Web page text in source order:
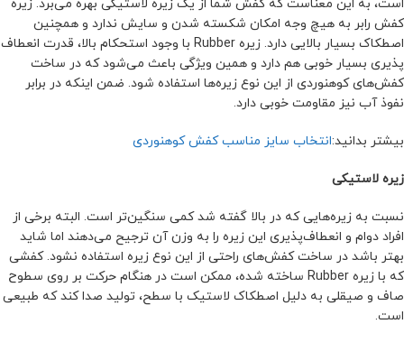
است، به این معناست که کفش شما از یک زیره لاستیکی بهره می‌برد. زیره
کفش رابر به هیچ وجه امکان شکسته شدن و سایش ندارد و همچنین
اصطکاک بسیار بالایی دارد. زیره Rubber با وجود استحکام بالا، قدرت انعطاف
پذیری بسیار خوبی هم دارد و همین ویژگی باعث می‌شود که در ساخت
کفش‌های کوهنوردی از این نوع زیره‌ها استفاده شود. ضمن اینکه در برابر
نفوذ آب نیز مقاومت خوبی دارد.
بیشتر بدانید:انتخاب سایز مناسب کفش کوهنوردی
زیره لاستیکی
نسبت به زیره‌هایی که در بالا گفته شد کمی سنگین‌تر است. البته برخی از
افراد دوام و انعطاف‌پذیری این زیره را به وزن آن ترجیح می‌دهند اما شاید
بهتر باشد در ساخت کفش‌های راحتی از این نوع زیره استفاده نشود. کفشی
که با زیره Rubber ساخته شده، ممکن است در هنگام حرکت بر روی سطوح
صاف و صیقلی به دلیل اصطکاک لاستیک با سطح، تولید صدا کند که طبیعی
است.